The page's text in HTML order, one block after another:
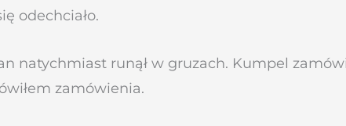
odechciało.
natychmiast runął w gruzach. Kumpel
zamówienia.